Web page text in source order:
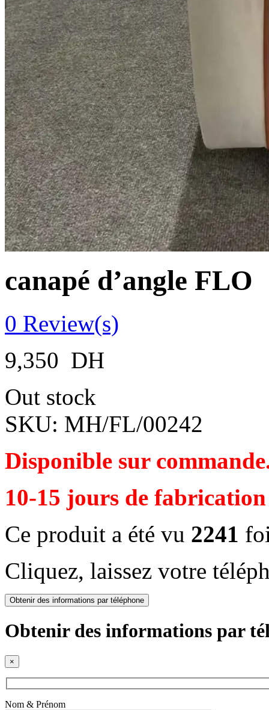
canapé d’angle FLO
0 Review(s)
9,350 DH
Out stock
SKU: MH/FL/00242
Disponible sur
10-15 jours de fabrication
Ce produit a été vu 2241
Cliquez, laissez votre
Obtenir des informations par téléphone
Obtenir des informations par
×
Nom & Prénom